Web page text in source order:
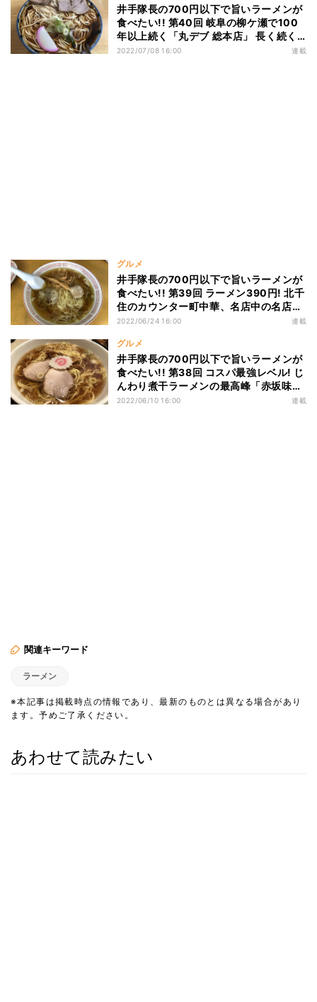
井手隊長の700円以下で旨いラーメンが
食べたい!! 第40回 岐阜の柳ケ瀬で100
年以上続く「丸デブ 総本店」 長く続く
味の秘密とは?
2022/07/08 16:00 連載
グルメ
井手隊長の700円以下で旨いラーメンが
食べたい!! 第39回 ラーメン390円! 北千
住のカウンター町中華、名店中の名店
「りんりん」
2022/06/24 16:00 連載
グルメ
井手隊長の700円以下で旨いラーメンが
食べたい!! 第38回 コスパ最強レベル! じ
んわり煮干ラーメンの最高峰「赤坂味
一」!
2022/06/10 16:00 連載
関連キーワード
ラーメン
※本記事は掲載時点の情報であり、最新のものとは異なる場合があり
ます。予めご了承ください。
あわせて読みたい